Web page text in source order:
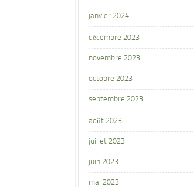
janvier 2024
décembre 2023
novembre 2023
octobre 2023
septembre 2023
août 2023
juillet 2023
juin 2023
mai 2023